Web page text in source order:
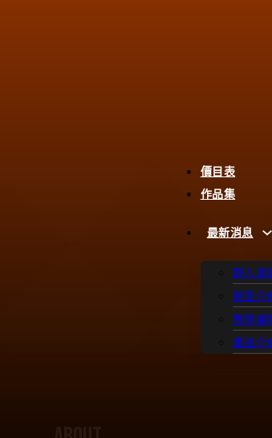
價目表
作品集
最新消息
野人桌
髮型介
教育課
產品介